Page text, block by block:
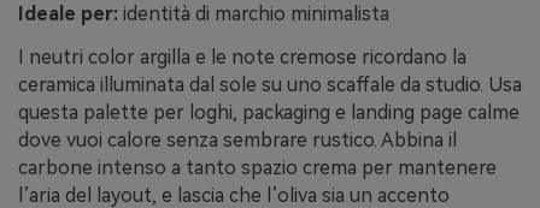
Ideale per: identità di marchio minimalista
I neutri color argilla e le note cremose ricordano la
ceramica illuminata dal sole su uno scaffale da studio. Usa
questa palette per loghi, packaging e landing page calme
dove vuoi calore senza sembrare rustico. Abbina il
carbone intenso a tanto spazio crema per mantenere
l’aria del layout, e lascia che l’oliva sia un accento